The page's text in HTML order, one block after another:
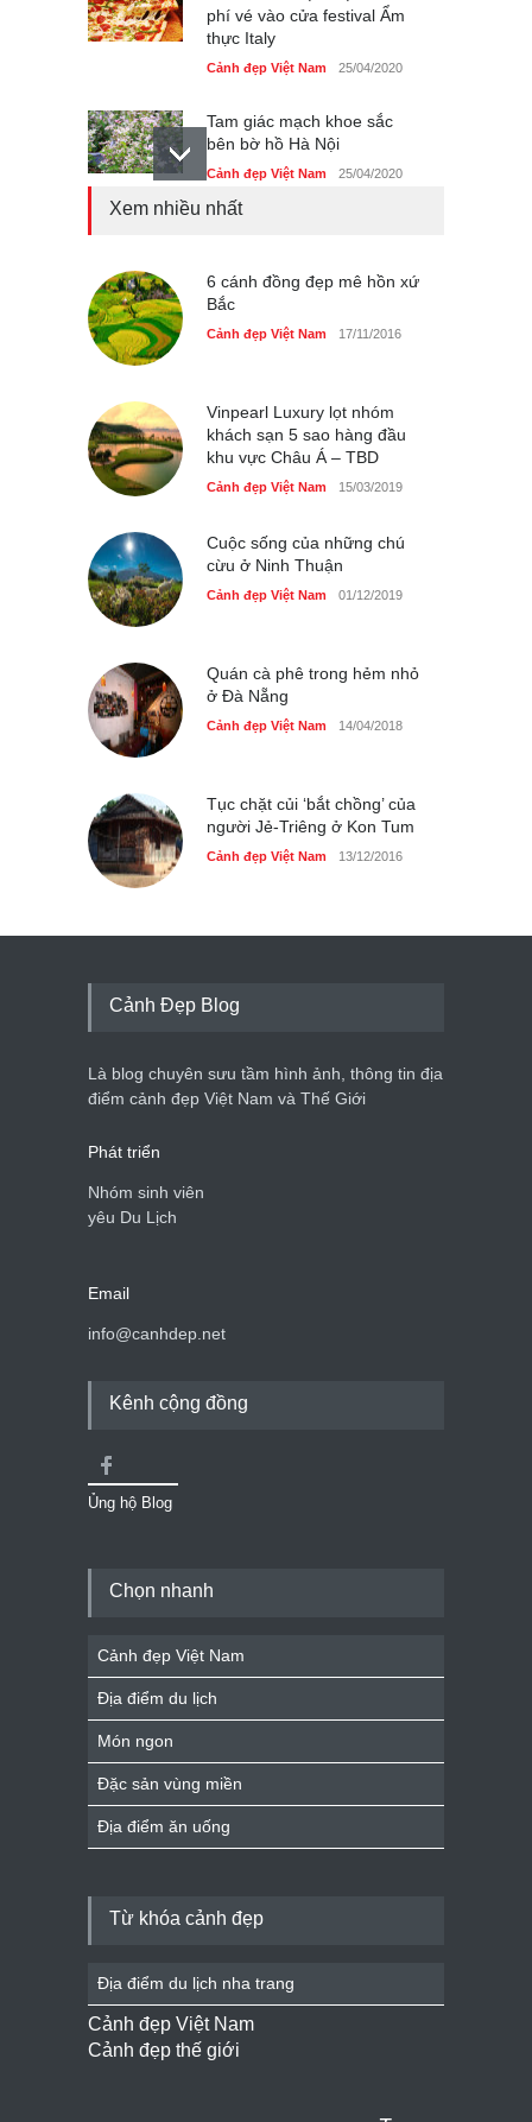
phí vé vào cửa festival Ẩm
thực Italy
Cảnh đẹp Việt Nam 25/04/2020
Tam giác mạch khoe sắc
bên bờ hồ Hà Nội
Cảnh đẹp Việt Nam 25/04/2020
Cảnh đẹp Việt Nam 24/04/2020
Những món ăn đồng quê
Xem nhiều nhất
6 cánh đồng đẹp mê hồn xứ
Bắc
Cảnh đẹp Việt Nam 17/11/2016
Vinpearl Luxury lọt nhóm
khách sạn 5 sao hàng đầu
khu vực Châu Á – TBD
Cảnh đẹp Việt Nam 15/03/2019
Cuộc sống của những chú
cừu ở Ninh Thuận
Cảnh đẹp Việt Nam 01/12/2019
Quán cà phê trong hẻm nhỏ
ở Đà Nẵng
Cảnh đẹp Việt Nam 14/04/2018
Tục chặt củi ‘bắt chồng’ của
người Jẻ-Triêng ở Kon Tum
Cảnh đẹp Việt Nam 13/12/2016
Cảnh Đẹp Blog
Là blog chuyên sưu tầm hình ảnh, thông tin địa
điểm cảnh đẹp Việt Nam và Thế Giới
Phát triển
Nhóm sinh viên
yêu Du Lịch
Email
info@canhdep.net
Kênh cộng đồng
Ủng hộ Blog
Chọn nhanh
Cảnh đẹp Việt Nam
Địa điểm du lịch
Món ngon
Đặc sản vùng miền
Địa điểm ăn uống
Từ khóa cảnh đẹp
Địa điểm du lịch nha trang
Cảnh đẹp Việt Nam
Cảnh đẹp thế giới